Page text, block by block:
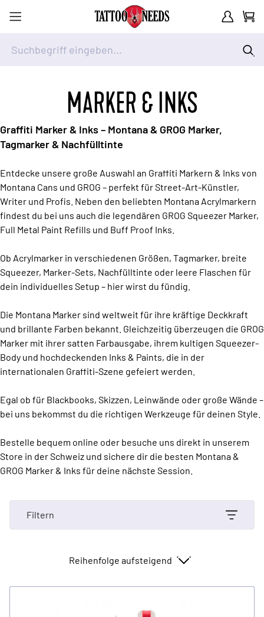
MARKER & INKS
Graffiti Marker & Inks – Montana & GROG Marker,
Tagmarker & Nachfülltinte
Entdecke unsere große Auswahl an Graffiti Markern & Inks von
Montana Cans und GROG – perfekt für Street-Art-Künstler,
Writer und Profis. Neben den beliebten Montana Acrylmarkern
findest du bei uns auch die legendären GROG Squeezer Marker,
Full Metal Paint Refills und Buff Proof Inks.
Ob Acrylmarker in verschiedenen Größen, Tagmarker, breite
Squeezer, Marker-Sets, Nachfülltinte oder leere Flaschen für
dein individuelles Setup – hier wirst du fündig.
Die Montana Marker sind weltweit für ihre kräftige Deckkraft
und brillante Farben bekannt. Gleichzeitig überzeugen die GROG
Marker mit ihrer satten Farbausgabe, ihrem kultigen Squeezer-
Body und hochdeckenden Inks & Paints, die in der
internationalen Graffiti-Szene gefeiert werden.
Egal ob für Blackbooks, Skizzen, Leinwände oder große Wände –
bei uns bekommst du die richtigen Werkzeuge für deinen Style.
Bestelle bequem online oder besuche uns direkt in unserem
Store in der Schweiz und sichere dir die besten Montana &
GROG Marker & Inks für deine nächste Session.
Filtern
Sortieren nach